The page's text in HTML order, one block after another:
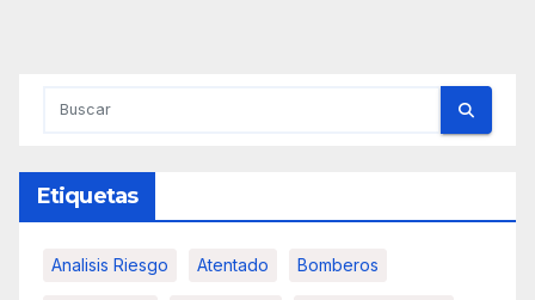
Etiquetas
Analisis Riesgo Atentado Bomberos